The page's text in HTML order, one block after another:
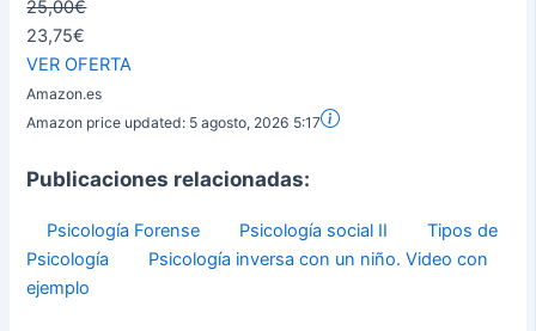
25,00€
23,75€
VER OFERTA
Amazon.es
Amazon price updated: 5 agosto, 2026 5:17
Publicaciones relacionadas:
Psicología Forense Psicología social II
Tipos de
Psicología
Psicología inversa con un niño. Video con
ejemplo